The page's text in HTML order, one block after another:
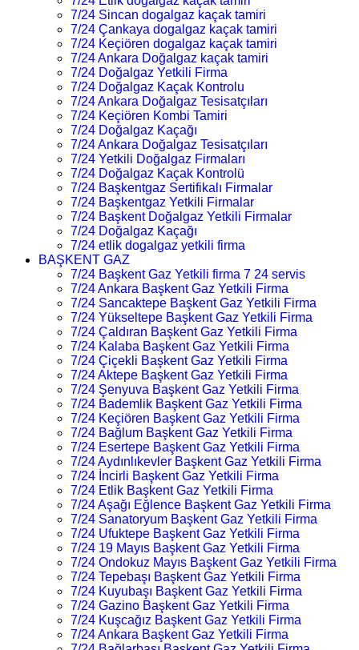
7/24 Sincan dogalgaz kaçak tamiri
7/24 Çankaya dogalgaz kaçak tamiri
7/24 Keçiören dogalgaz kaçak tamiri
7/24 Ankara Doğalgaz kaçak tamiri
7/24 Doğalgaz Yetkili Firma
7/24 Doğalgaz Kaçak Kontrolu
7/24 Ankara Doğalgaz Tesisatçıları
7/24 Keçiören Kombi Tamiri
7/24 Doğalgaz Kaçağı
7/24 Ankara Doğalgaz Tesisatçıları
7/24 Yetkili Doğalgaz Firmaları
7/24 Doğalgaz Kaçak Kontrolü
7/24 Başkentgaz Sertifikalı Firmalar
7/24 Başkentgaz Yetkili Firmalar
7/24 Başkent Doğalgaz Yetkili Firmalar
7/24 Doğalgaz Kaçağı
7/24 etlik dogalgaz yetkili firma
BAŞKENT GAZ
7/24 Başkent Gaz Yetkili firma 7 24 servis
7/24 Ankara Başkent Gaz Yetkili Firma
7/24 Sancaktepe Başkent Gaz Yetkili Firma
7/24 Yükseltepe Başkent Gaz Yetkili Firma
7/24 Çaldıran Başkent Gaz Yetkili Firma
7/24 Kalaba Başkent Gaz Yetkili Firma
7/24 Çiçekli Başkent Gaz Yetkili Firma
7/24 Aktepe Başkent Gaz Yetkili Firma
7/24 Şenyuva Başkent Gaz Yetkili Firma
7/24 Bademlik Başkent Gaz Yetkili Firma
7/24 Keçiören Başkent Gaz Yetkili Firma
7/24 Bağlum Başkent Gaz Yetkili Firma
7/24 Esertepe Başkent Gaz Yetkili Firma
7/24 Aydınlıkevler Başkent Gaz Yetkili Firma
7/24 İncirli Başkent Gaz Yetkili Firma
7/24 Etlik Başkent Gaz Yetkili Firma
7/24 Aşağı Eğlence Başkent Gaz Yetkili Firma
7/24 Sanatoryum Başkent Gaz Yetkili Firma
7/24 Ufuktepe Başkent Gaz Yetkili Firma
7/24 19 Mayıs Başkent Gaz Yetkili Firma
7/24 Ondokuz Mayıs Başkent Gaz Yetkili Firma
7/24 Tepebaşı Başkent Gaz Yetkili Firma
7/24 Kuyubaşı Başkent Gaz Yetkili Firma
7/24 Gazino Başkent Gaz Yetkili Firma
7/24 Kuşcağız Başkent Gaz Yetkili Firma
7/24 Ankara Başkent Gaz Yetkili Firma